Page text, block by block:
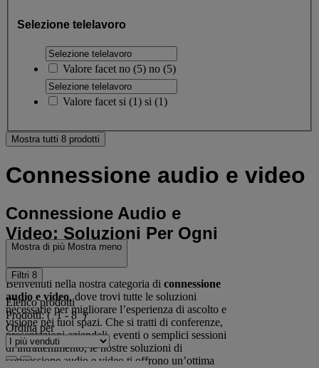
Selezione telelavoro
Valore facet no (5) no (5)
Valore facet si (1) si (1)
Mostra tutti 8 prodotti
Connessione audio e video
Connessione Audio e
Video: Soluzioni Per Ogni
Esigenza
Benvenuti nella nostra categoria di connessione
audio e video, dove trovi tutte le soluzioni
necessarie per migliorare l’esperienza di ascolto e
visione nei tuoi spazi. Che si tratti di conferenze,
presentazioni aziendali, eventi o semplici sessioni
di intrattenimento, le nostre soluzioni di
connessione audio e video ti offrono un’ottima
Mostra di più Mostra meno
Filtri 8
Elenco prodotti
Prodotti:( 1 - 8 )
Ordina per